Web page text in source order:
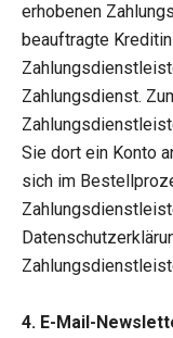
erhobenen
beauftragte
Zahlungsdienst.
Sie dort ein Konto
sich im
4. E-Mail-